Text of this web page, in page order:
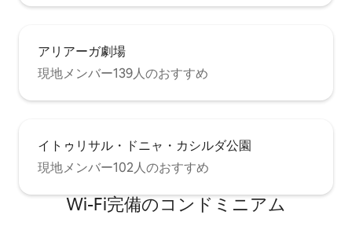
アリアーガ劇場
現地メンバー139人のおすすめ
イトゥリサル・ドニャ・カシルダ公園
現地メンバー102人のおすすめ
Wi-Fi完備のコンドミニアム